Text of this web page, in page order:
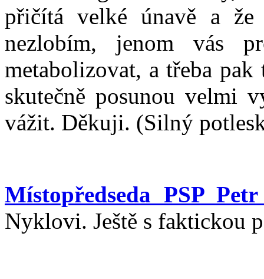
přičítá velké únavě a
nezlobím, jenom vás
metabolizovat, a třeba
skutečně posunou velmi
vážit. Děkuji. (Silný
Místopředseda PSP
Nyklovi. Ještě s faktickou